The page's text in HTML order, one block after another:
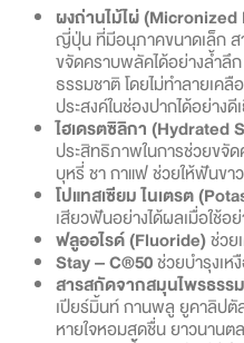
ผงถ่านไม้ไผ่ (Micronized
ญี่ปุ่น ที่มีอนุภาคขนาดเล็ก ส
ขจัดคราบพลัคได้อย่างล้ำลึ
ธรรมชาติ โดยไม่ทำลายเ
ประสงค์ในช่องปากได้อย่างดี
ไฮเดรตซิลิกา (Hydrated
ประสิทธิภาพในการช่วยข
บุหรี่ ชา กาแฟ ช่วยให้ฟันขา
โปแทสเซียม ไนเตรต (
เสียวฟันอย่างได้ผลเมื่อใช้อ
ฟลูออไรด์ (Fluoride)ช่วย
Stay – C®50ช่วยบำรุงเห
สารสกัดจากสมุนไพรธรร
เปียร์มิ้นท์ กานพลู ยูคาลิปตัส
หายใจหอมสดชื่น ยาวนานต